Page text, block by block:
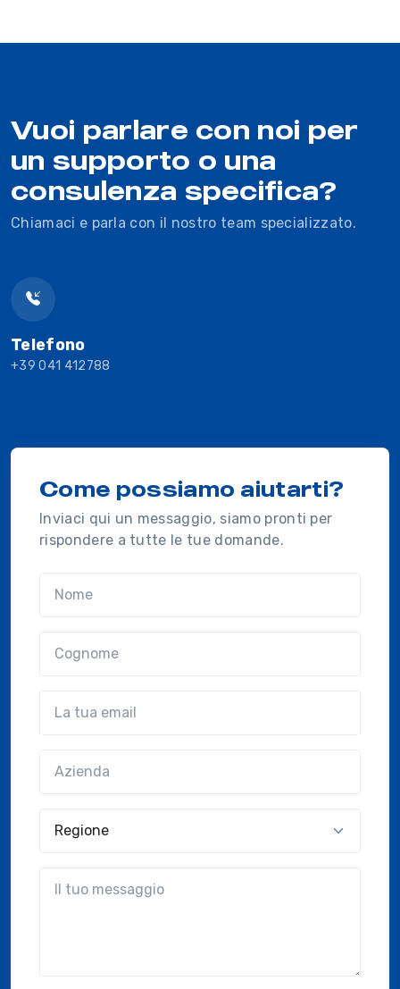
Vuoi parlare con noi per
un supporto o una
consulenza specifica?
Chiamaci e parla con il nostro team specializzato.
Telefono
+39 041 412788
Come possiamo aiutarti?
Inviaci qui un messaggio, siamo pronti per
rispondere a tutte le tue domande.